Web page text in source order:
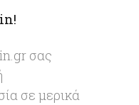
σας
σε μερικά